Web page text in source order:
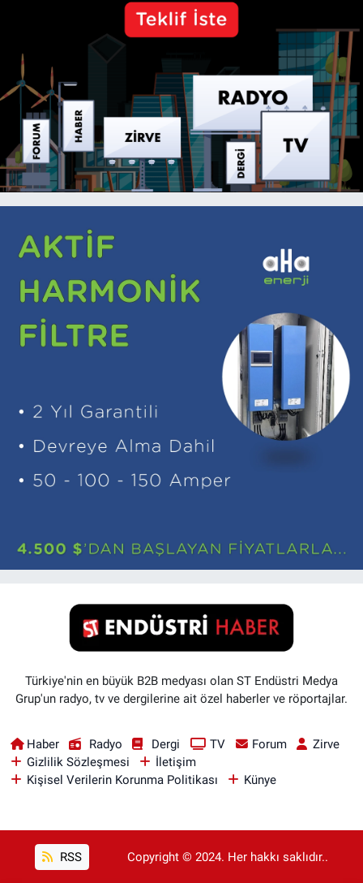
Türkiye'nin en büyük B2B medyası olan ST Endüstri Medya
Grup'un radyo, tv ve dergilerine ait özel haberler ve röportajlar.
Haber Radyo Dergi TV Forum
Zirve
Gizlilik Sözleşmesi
İletişim
Kişisel Verilerin Korunma Politikası
Künye
RSS Copyright © 2024. Her hakkı saklıdır..